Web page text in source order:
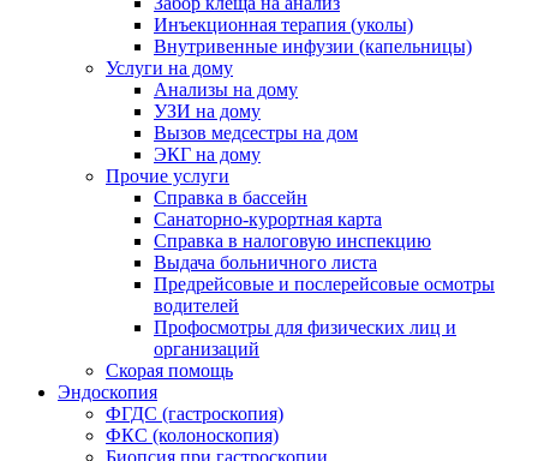
Инъекционная терапия (уколы)
Внутривенные инфузии (капельницы)
Услуги на дому
Анализы на дому
УЗИ на дому
Вызов медсестры на дом
ЭКГ на дому
Прочие услуги
Справка в бассейн
Санаторно-курортная карта
Справка в налоговую инспекцию
Выдача больничного листа
Предрейсовые и послерейсовые осмотры
водителей
Профосмотры для физических лиц и
организаций
Скорая помощь
Эндоскопия
ФГДС (гастроскопия)
ФКС (колоноскопия)
Биопсия при гастроскопии